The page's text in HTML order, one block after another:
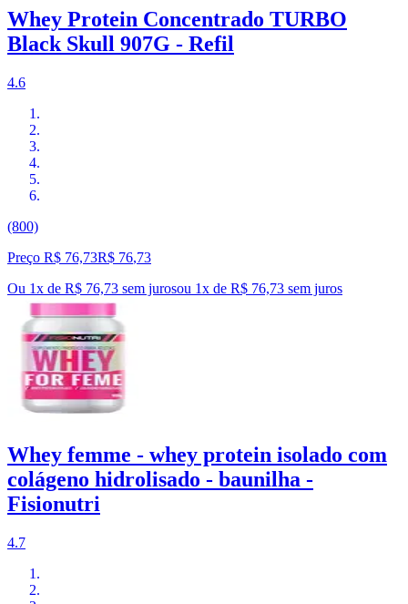
Whey Protein Concentrado TURBO
Black Skull 907G - Refil
4.6
(800)
Preço R$ 76,73R$ 76,73
Ou 1x de R$ 76,73 sem jurosou 1x de R$ 76,73 sem juros
Whey femme - whey protein isolado com
colágeno hidrolisado - baunilha -
Fisionutri
4.7